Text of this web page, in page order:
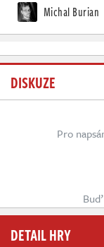
Michal Burian
DISKUZE
Pro
DETAIL HRY